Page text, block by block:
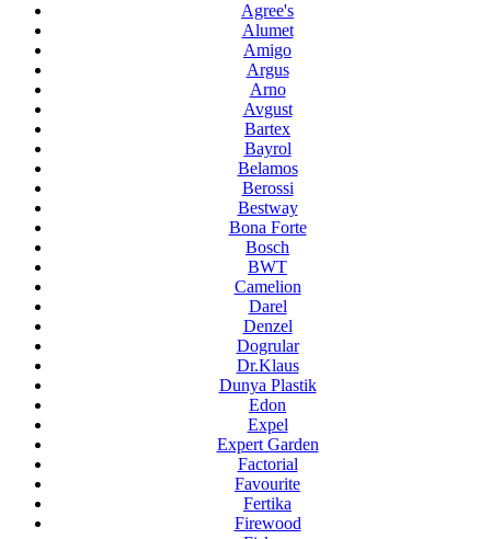
Agree's
Alumet
Amigo
Argus
Arno
Avgust
Bartex
Bayrol
Belamos
Berossi
Bestway
Bona Forte
Bosch
BWT
Camelion
Darel
Denzel
Dogrular
Dr.Klaus
Dunya Plastik
Edon
Expel
Expert Garden
Factorial
Favourite
Fertika
Firewood